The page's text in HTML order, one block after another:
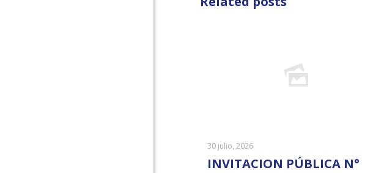
30 julio, 2026
INVITACION PÚBLICA N°